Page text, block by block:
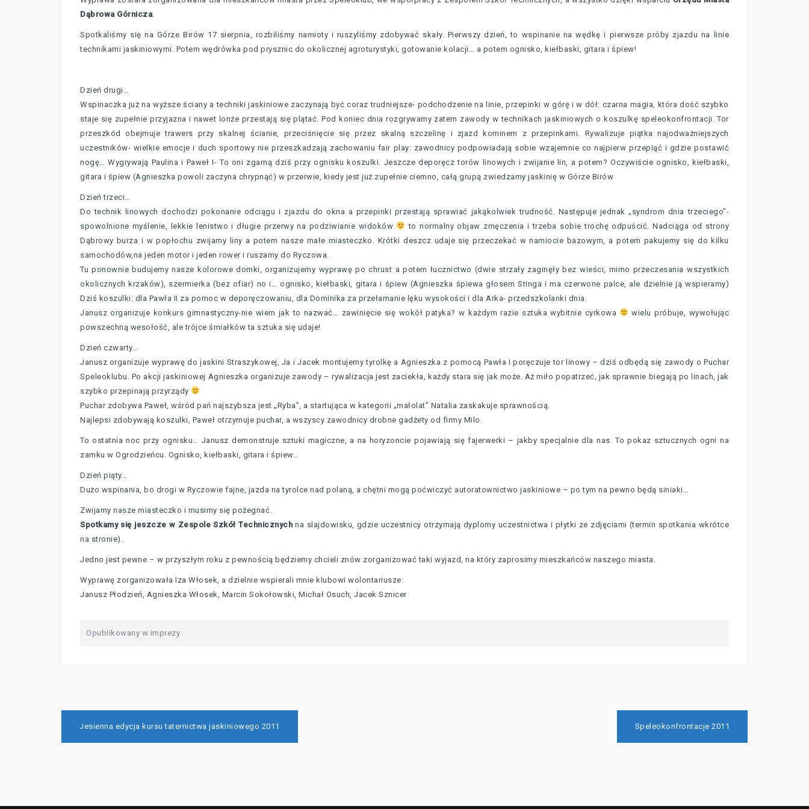
Dąbrowa Górnicza.
Spotkaliśmy się na Górze Birów 17 sierpnia, rozbiliśmy namioty i ruszyliśmy zdobywać skały. Pierwszy dzień, to wspinanie na wędkę i pierwsze próby zjazdu na linie
technikami jaskiniowymi. Potem wędrówka pod prysznic do okolicznej agroturystyki, gotowanie kolacji… a potem ognisko, kiełbaski, gitara i śpiew!
Dzień drugi…
Wspinaczka już na wyższe ściany a techniki jaskiniowe zaczynają być coraz trudniejsze- podchodzenie na linie, przepinki w górę i w dół: czarna magia, która dość szybko
staje się zupełnie przyjazna i nawet lonże przestają się plątać. Pod koniec dnia rozgrywamy zatem zawody w technikach jaskiniowych o koszulkę speleokonfrontacji. Tor
przeszkód obejmuje trawers przy skalnej ścianie, przeciśnięcie się przez skalną szczelinę i zjazd kominem z przepinkami. Rywalizuje piątka najodważniejszych
uczestników- wielkie emocje i duch sportowy nie przeszkadzają zachowaniu fair play: zawodnicy podpowiadają sobie wzajemnie co najpierw przepiąć i gdzie postawić
nogę… Wygrywają Paulina i Paweł I- To oni zgarną dziś przy ognisku koszulki. Jeszcze deporęcz torów linowych i zwijanie lin, a potem? Oczywiście ognisko, kiełbaski,
gitara i śpiew (Agnieszka powoli zaczyna chrypnąć) w przerwie, kiedy jest już zupełnie ciemno, całą grupą zwiedzamy jaskinię w Górze Birów
Dzień trzeci…
Do technik linowych dochodzi pokonanie odciągu i zjazdu do okna a przepinki przestają sprawiać jakąkolwiek trudność. Następuje jednak „syndrom dnia trzeciego”-
spowolnione myślenie, lekkie lenistwo i długie przerwy na podziwianie widoków
to normalny objaw zmęczenia i trzeba sobie trochę odpuścić. Nadciąga od strony
Dąbrowy burza i w popłochu zwijamy liny a potem nasze małe miasteczko. Krótki deszcz udaje się przeczekać w namiocie bazowym, a potem pakujemy się do kilku
samochodów,na jeden motor i jeden rower i ruszamy do Ryczowa.
Tu ponownie budujemy nasze kolorowe domki, organizujemy wyprawę po chrust a potem łucznictwo (dwie strzały zaginęły bez wieści, mimo przeczesania wszystkich
okolicznych krzaków), szermierka (bez ofiar) no i… ognisko, kiełbaski, gitara i śpiew (Agnieszka śpiewa głosem Stinga i ma czerwone palce, ale dzielnie ją wspieramy)
Dziś koszulki: dla Pawła II za pomoc w deporęczowaniu, dla Dominika za przełamanie lęku wysokości i dla Arka- przedszkolanki dnia.
Janusz organizuje konkurs gimnastyczny-nie wiem jak to nazwać… zawinięcie się wokół patyka? w każdym razie sztuka wybitnie cyrkowa
wielu próbuje, wywołując
powszechną wesołość, ale trójce śmiałków ta sztuka się udaje!
Dzień czwarty…
Janusz organizuje wyprawę do jaskini Straszykowej, Ja i Jacek montujemy tyrolkę a Agnieszka z pomocą Pawła I poręczuje tor linowy – dziś odbędą się zawody o Puchar
Speleoklubu. Po akcji jaskiniowej Agnieszka organizuje zawody – rywalizacja jest zaciekła, każdy stara się jak może. Aż miło popatrzeć, jak sprawnie biegają po linach, jak
szybko przepinają przyrządy
Puchar zdobywa Paweł, wśród pań najszybsza jest „Ryba”, a startująca w kategorii „małolat” Natalia zaskakuje sprawnością.
Najlepsi zdobywają koszulki, Paweł otrzymuje puchar, a wszyscy zawodnicy drobne gadżety od firmy Milo.
To ostatnia noc przy ognisku… Janusz demonstruje sztuki magiczne, a na horyzoncie pojawiają się fajerwerki – jakby specjalnie dla nas. To pokaz sztucznych ogni na
zamku w Ogrodzieńcu. Ognisko, kiełbaski, gitara i śpiew…
Dzień piąty…
Dużo wspinania, bo drogi w Ryczowie fajne, jazda na tyrolce nad polaną, a chętni mogą poćwiczyć autoratownictwo jaskiniowe – po tym na pewno będą siniaki…
Zwijamy nasze miasteczko i musimy się pożegnać.
Spotkamy się jeszcze w Zespole Szkół Technicznych na slajdowisku, gdzie uczestnicy otrzymają dyplomy uczestnictwa i płytki ze zdjęciami (termin spotkania wkrótce
na stronie).
Jedno jest pewne – w przyszłym roku z pewnością będziemy chcieli znów zorganizować taki wyjazd, na który zaprosimy mieszkańców naszego miasta.
Wyprawę zorganizowała Iza Włosek, a dzielnie wspierali mnie klubowi wolontariusze:
Janusz Płodzień, Agnieszka Włosek, Marcin Sokołowski, Michał Osuch, Jacek Sznicer
Opublikowany w imprezy
wpisu
Jesienna edycja kursu taternictwa jaskiniowego 2011 Speleokonfrontacje 2011